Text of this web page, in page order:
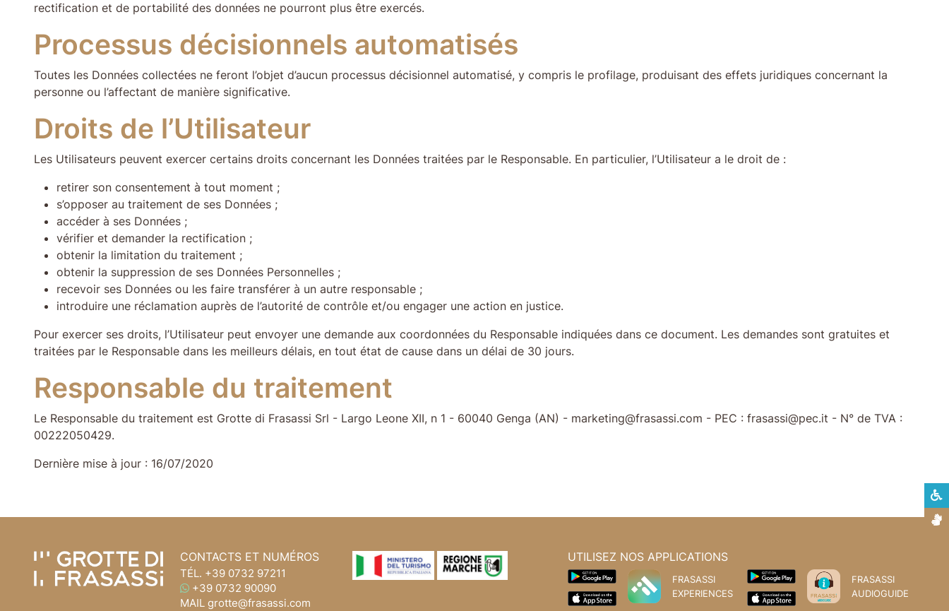
rectification et de portabilité des données ne pourront plus être exercés.
Processus décisionnels automatisés
Toutes les Données collectées ne feront l’objet d’aucun processus décisionnel automatisé, y compris le profilage, produisant des effets juridiques concernant la
personne ou l’affectant de manière significative.
Droits de l’Utilisateur
Les Utilisateurs peuvent exercer certains droits concernant les Données traitées par le Responsable. En particulier, l’Utilisateur a le droit de :
retirer son consentement à tout moment ;
s’opposer au traitement de ses Données ;
accéder à ses Données ;
vérifier et demander la rectification ;
obtenir la limitation du traitement ;
obtenir la suppression de ses Données Personnelles ;
recevoir ses Données ou les faire transférer à un autre responsable ;
introduire une réclamation auprès de l’autorité de contrôle et/ou engager une action en justice.
Pour exercer ses droits, l’Utilisateur peut envoyer une demande aux coordonnées du Responsable indiquées dans ce document. Les demandes sont gratuites et
traitées par le Responsable dans les meilleurs délais, en tout état de cause dans un délai de 30 jours.
Responsable du traitement
Le Responsable du traitement est Grotte di Frasassi Srl - Largo Leone XII, n 1 - 60040 Genga (AN) - marketing@frasassi.com - PEC : frasassi@pec.it - N° de TVA :
00222050429.
Dernière mise à jour : 16/07/2020
CONTACTS ET NUMÉROS
TÉL. +39 0732 97211
WHATSAPP
+39 0732 90090
MAILgrotte@frasassi.com
UTILISEZ NOS APPLICATIONS
FRASASSI
EXPERIENCES
FRASASSI
AUDIOGUIDE